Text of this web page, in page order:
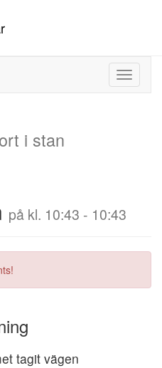
Toggle
i stan
på kl. 10:43 - 10:43
tagit vägen